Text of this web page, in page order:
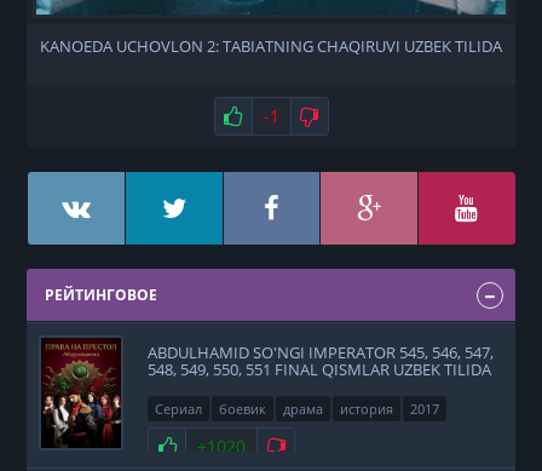
KANOEDA UCHOVLON 2: TABIATNING CHAQIRUVI UZBEK TILIDA
Нравится
-1 Не нравится
РЕЙТИНГОВОЕ
ABDULHAMID SO'NGI IMPERATOR 545, 546, 547,
548, 549, 550, 551 FINAL QISMLAR UZBEK TILIDA
Сериал боевик драма история 2017
Нравится
+1020 Не нравится